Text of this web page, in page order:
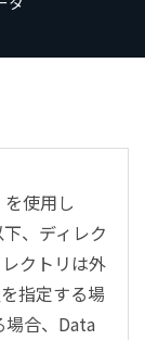
使用し
、ディレク
クトリは外
指定する場
場合、Data